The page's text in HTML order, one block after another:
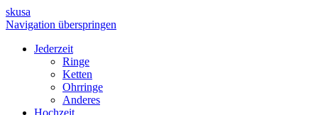
skusa
Navigation überspringen
Jederzeit
Ringe
Ketten
Ohrringe
Anderes
Hochzeit